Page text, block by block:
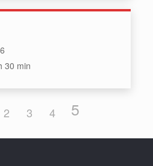
30 min
2 3 4 5